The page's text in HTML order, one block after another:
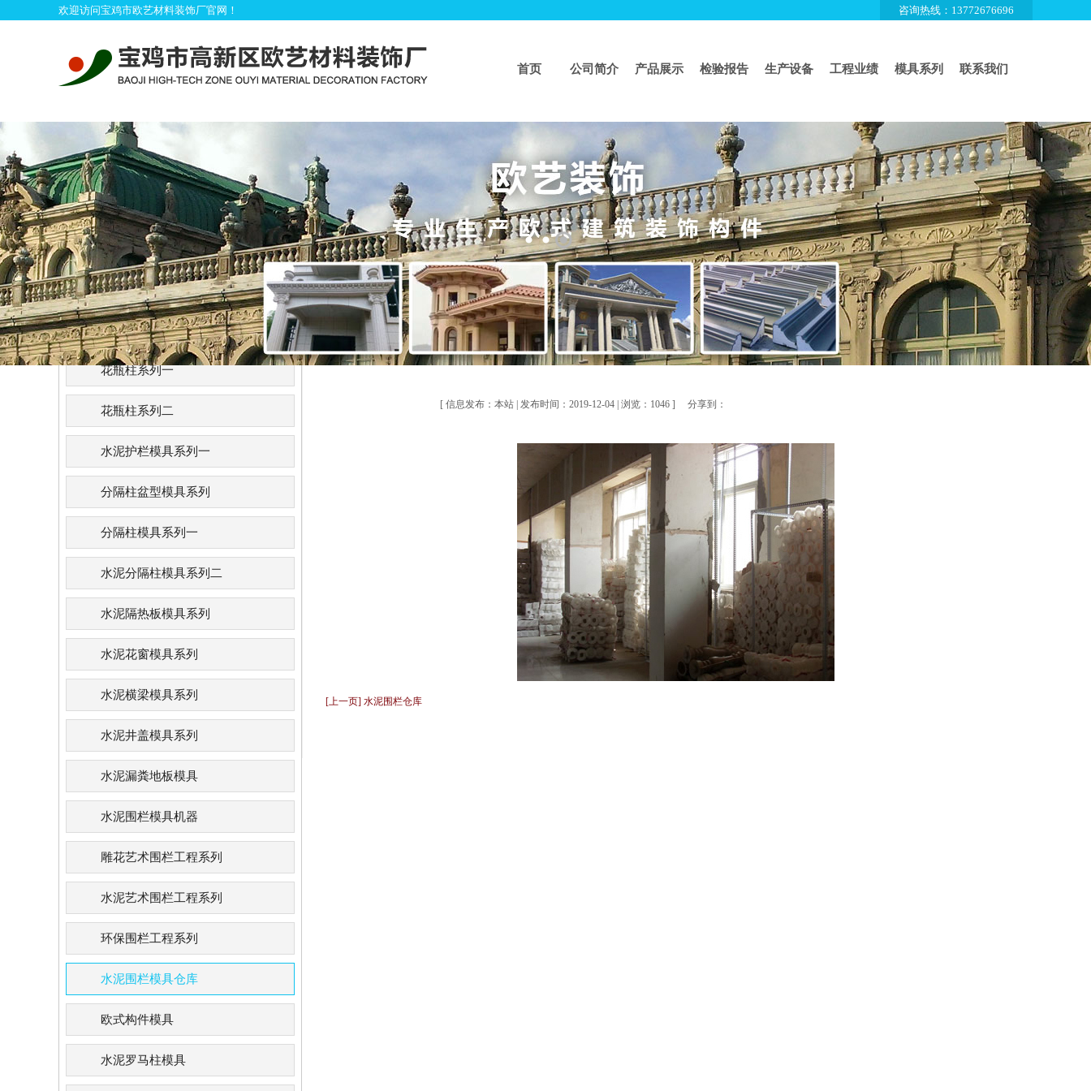
欢迎访问宝鸡市欧艺材料装饰厂官网！ 咨询热线：13772676696
首页 公司简介 产品展示 检验报告 生产设备 工程业绩 模具系列 联系我们
模具系列
花瓶柱系列一
花瓶柱系列二
水泥护栏模具系列一
分隔柱盆型模具系列
分隔柱模具系列一
水泥分隔柱模具系列二
水泥隔热板模具系列
水泥花窗模具系列
水泥横梁模具系列
水泥井盖模具系列
水泥漏粪地板模具
水泥围栏模具机器
雕花艺术围栏工程系列
水泥艺术围栏工程系列
环保围栏工程系列
水泥围栏模具仓库
欧式构件模具
水泥罗马柱模具
首页>>模具系列 >>水泥围栏模具仓库
水泥围栏仓库
[ 信息发布：本站 | 发布时间：2019-12-04 | 浏览：1046 ] 分享到：
[上一页] 水泥围栏仓库